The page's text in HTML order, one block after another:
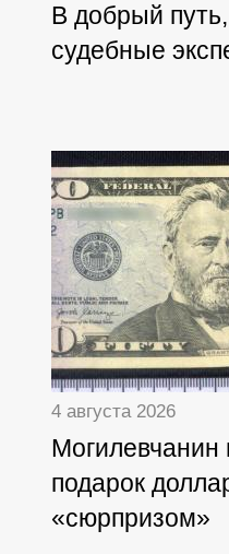
В добрый
судебные
4 августа 2026
Могилевчанин
подарок
«сюрпризом»